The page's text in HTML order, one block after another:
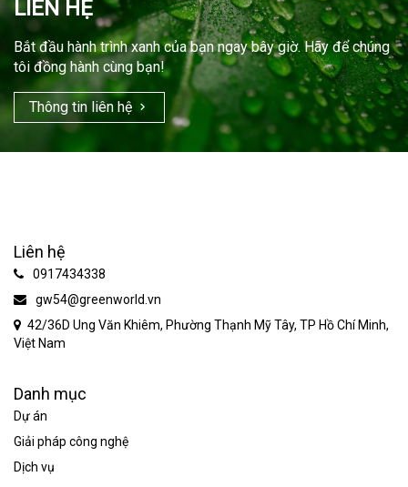
LIÊN HỆ
Bắt đầu hành trình xanh của bạn ngay bây giờ. Hãy để chúng
tôi đồng hành cùng bạn!
Thông tin liên hệ
Liên hệ
0917434338
gw54@greenworld.vn
42/36D Ung Văn Khiêm, Phường Thạnh Mỹ Tây, TP Hồ Chí Minh,
Việt Nam
Danh mục
Dự án
Giải pháp công nghệ
Dịch vụ